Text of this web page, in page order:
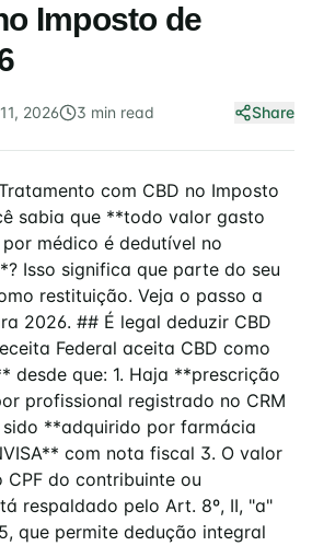
Imposto de
2026 3 min read Share
com CBD no Imposto
sabia que **todo valor gasto
médico é dedutível no
Isso significa que parte do seu
restituição. Veja o passo a
2026. ## É legal deduzir CBD
Federal aceita CBD como
desde que: 1. Haja **prescrição
profissional registrado no CRM
**adquirido por farmácia
com nota fiscal 3. O valor
do contribuinte ou
respaldado pelo Art. 8º, II, "a"
que permite dedução integral